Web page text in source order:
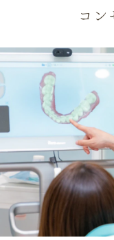
令和8年4月よ
価料」を導入い
これは、産業全
生士等の医療現
人材確保を目的
ものです。
コン